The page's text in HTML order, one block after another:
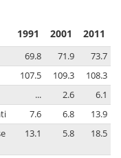
1991 2001 2011
69.8 71.9
73.7
107.5 109.3
108.3
... 2.6
6.1
7.6 6.8
13.9
13.1 5.8 18.5